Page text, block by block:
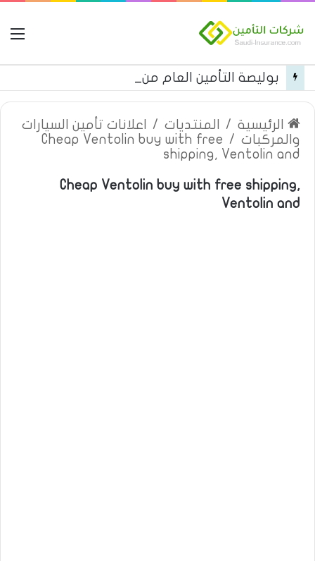
الرئيسية / المنتديات /
اعلانات تأمين السيارات
والمركبات /
Cheap Ventolin buy with free
shipping, Ventolin and
Cheap Ventolin buy with free shipping,
Ventolin and